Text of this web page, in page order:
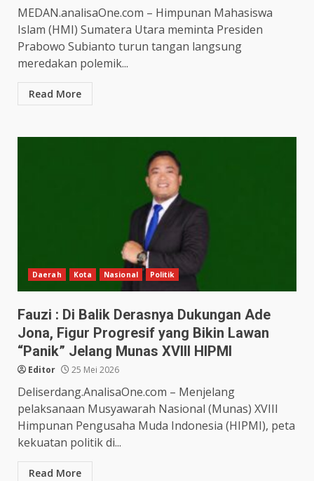
MEDAN.analisaOne.com – Himpunan Mahasiswa
Islam (HMI) Sumatera Utara meminta Presiden
Prabowo Subianto turun tangan langsung
meredakan polemik...
Read More
Daerah Kota Nasional Politik
Fauzi : Di Balik Derasnya Dukungan Ade
Jona, Figur Progresif yang Bikin Lawan
“Panik” Jelang Munas XVIII HIPMI
Editor 25 Mei 2026
Deliserdang.AnalisaOne.com – Menjelang
pelaksanaan Musyawarah Nasional (Munas) XVIII
Himpunan Pengusaha Muda Indonesia (HIPMI), peta
kekuatan politik di...
Read More